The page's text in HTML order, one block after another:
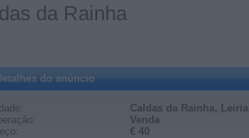
da Rainha
do anúncio
Caldas da Rainha, Leiria
Venda
€ 40